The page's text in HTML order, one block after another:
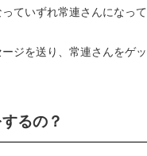
ていずれ常連さんになって
ジを送り、常連さんをゲッ
るの？